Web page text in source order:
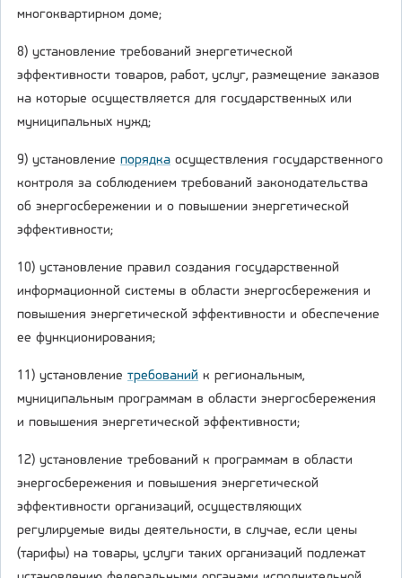
многоквартирном доме;
8) установление требований энергетической
эффективности товаров, работ, услуг, размещение заказов
на которые осуществляется для государственных или
муниципальных нужд;
9) установление порядка осуществления государственного
контроля за соблюдением требований законодательства
об энергосбережении и о повышении энергетической
эффективности;
10) установление правил создания государственной
информационной системы в области энергосбережения и
повышения энергетической эффективности и обеспечение
ее функционирования;
11) установление требований к региональным,
муниципальным программам в области энергосбережения
и повышения энергетической эффективности;
12) установление требований к программам в области
энергосбережения и повышения энергетической
эффективности организаций, осуществляющих
регулируемые виды деятельности, в случае, если цены
(тарифы) на товары, услуги таких организаций подлежат